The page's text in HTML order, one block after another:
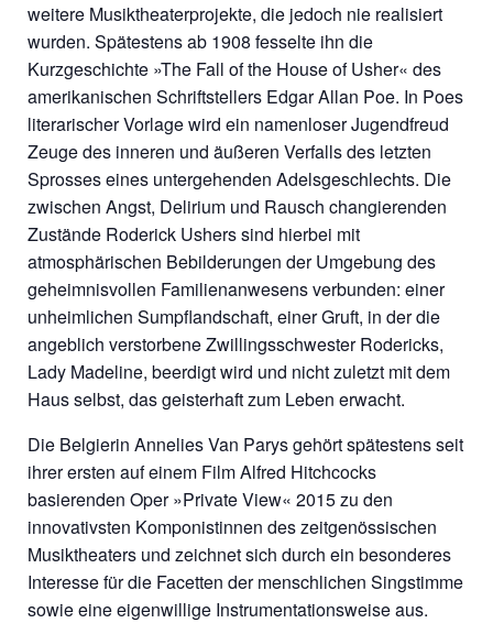
weitere Musiktheaterprojekte, die jedoch nie realisiert
wurden. Spätestens ab 1908 fesselte ihn die
Kurzgeschichte »The Fall of the House of Usher« des
amerikanischen Schriftstellers Edgar Allan Poe. In Poes
literarischer Vorlage wird ein namenloser Jugendfreud
Zeuge des inneren und äußeren Verfalls des letzten
Sprosses eines untergehenden Adelsgeschlechts. Die
zwischen Angst, Delirium und Rausch changierenden
Zustände Roderick Ushers sind hierbei mit
atmosphärischen Bebilderungen der Umgebung des
geheimnisvollen Familienanwesens verbunden: einer
unheimlichen Sumpflandschaft, einer Gruft, in der die
angeblich verstorbene Zwillingsschwester Rodericks,
Lady Madeline, beerdigt wird und nicht zuletzt mit dem
Haus selbst, das geisterhaft zum Leben erwacht.
Die Belgierin Annelies Van Parys gehört spätestens seit
ihrer ersten auf einem Film Alfred Hitchcocks
basierenden Oper »Private View« 2015 zu den
innovativsten Komponistinnen des zeitgenössischen
Musiktheaters und zeichnet sich durch ein besonderes
Interesse für die Facetten der menschlichen Singstimme
sowie eine eigenwillige Instrumentationsweise aus.